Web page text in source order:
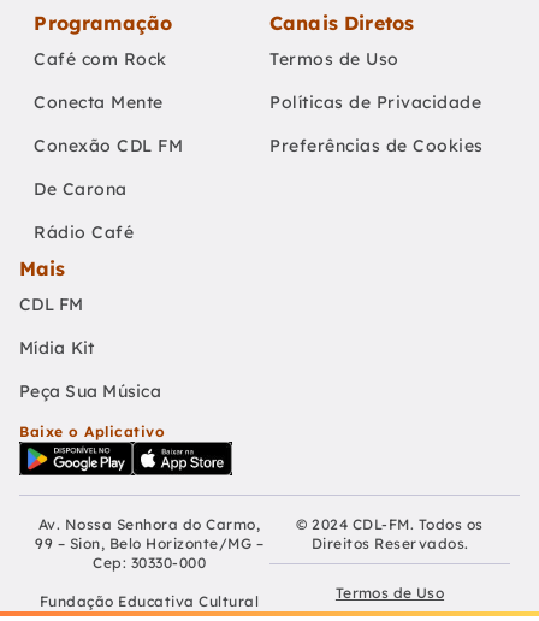
Programação
Café com Rock
Conecta Mente
Conexão CDL FM
De Carona
Rádio Café
Canais Diretos
Termos de Uso
Políticas de Privacidade
Preferências de Cookies
Mais
CDL FM
Mídia Kit
Peça Sua Música
Baixe o Aplicativo
Av. Nossa Senhora do Carmo,
99 – Sion, Belo Horizonte/MG –
Cep: 30330-000
Fundação Educativa Cultural
© 2024 CDL-FM. Todos os
Direitos Reservados.
Termos de Uso